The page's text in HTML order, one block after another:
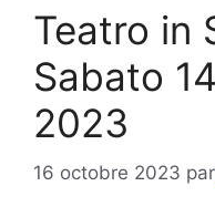
Teatro in
Sabato
2023
16 octobre 2023 par